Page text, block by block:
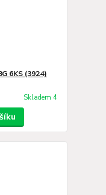
6KS (3924)
Skladem 4